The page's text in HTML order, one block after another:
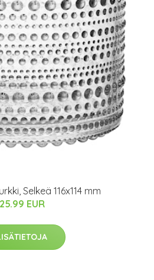
Selkeä 116x114 mm
25.99 EUR